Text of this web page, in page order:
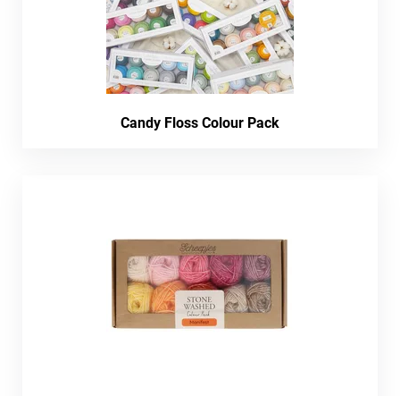
Candy Floss Colour Pack